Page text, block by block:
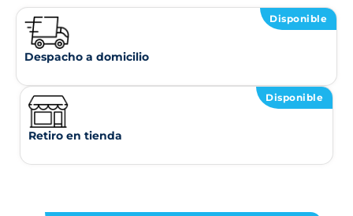
Disponible
Despacho a domicilio
Disponible
Retiro en tienda